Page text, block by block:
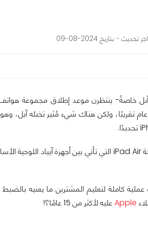
اخر تحديث - بتاريخ 2024-08-09
Appleعليه لأكثر من 15 عامًا؟!